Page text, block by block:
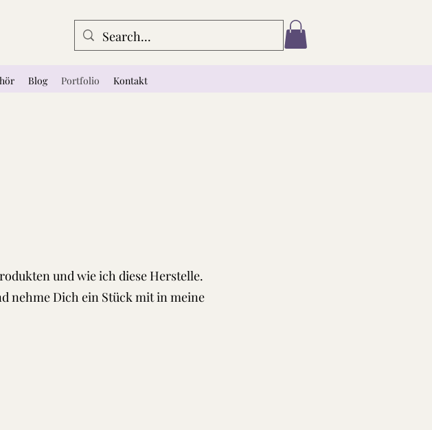
Blog Portfolio Kontakt
und wie ich diese Herstelle.
nehme Dich ein Stück mit in meine